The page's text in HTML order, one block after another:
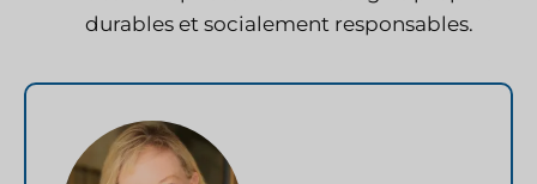
durables et socialement responsables.